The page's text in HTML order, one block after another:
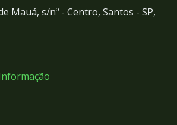
Mauá, s/nº - Centro, Santos - SP,